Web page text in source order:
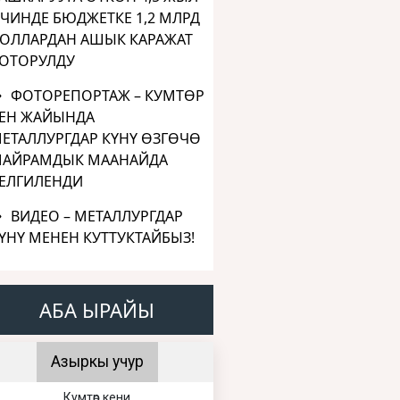
БЮДЖЕТКЕ 1,2 МЛРД
АШЫК КАРАЖАТ
ФОТОРЕПОРТАЖ – КУМТӨР
ЖАЙЫНДА
КҮНҮ ӨЗГӨЧӨ
МААНАЙДА
ВИДЕО – МЕТАЛЛУРГДАР
МЕНЕН КУТТУКТАЙБЫЗ!
АБА ЫРАЙЫ
Азыркы учур
Кумтөр кени